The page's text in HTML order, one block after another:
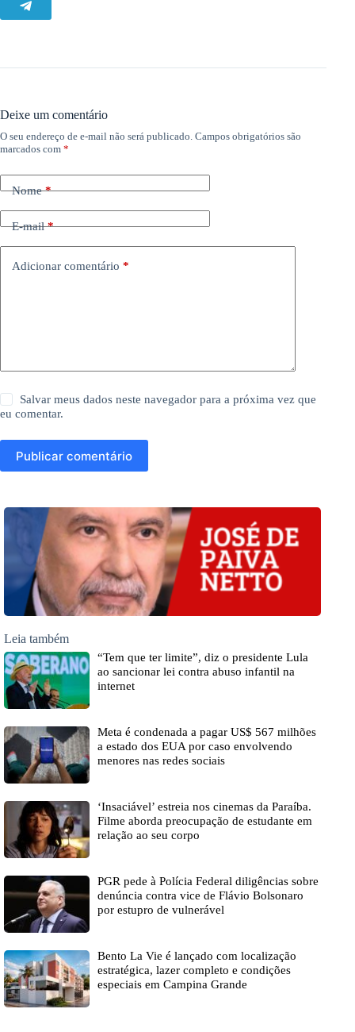
Deixe um comentário
O seu endereço de e-mail não será publicado. Campos obrigatórios são
marcados com *
Nome*
E-mail*
Adicionar comentário *
Salvar meus dados neste navegador para a próxima vez que
eu comentar.
Publicar comentário
Leia também
“Tem que ter limite”, diz o presidente Lula
ao sancionar lei contra abuso infantil na
internet
Meta é condenada a pagar US$ 567 milhões
a estado dos EUA por caso envolvendo
menores nas redes sociais
‘Insaciável’ estreia nos cinemas da Paraíba.
Filme aborda preocupação de estudante em
relação ao seu corpo
PGR pede à Polícia Federal diligências sobre
denúncia contra vice de Flávio Bolsonaro
por estupro de vulnerável
Bento La Vie é lançado com localização
estratégica, lazer completo e condições
especiais em Campina Grande